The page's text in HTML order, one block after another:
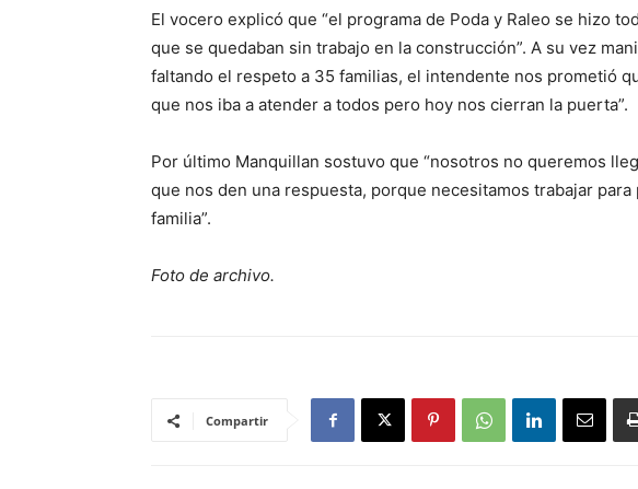
El vocero explicó que “el programa de Poda y Raleo se hizo
que se quedaban sin trabajo en la construcción”. A su vez
faltando el respeto a 35 familias, el intendente nos prometió
que nos iba a atender a todos pero hoy nos cierran la puerta”.
Por último Manquillan sostuvo que “nosotros no queremos
que nos den una respuesta, porque necesitamos trabajar
familia”.
Foto de archivo.
Compartir